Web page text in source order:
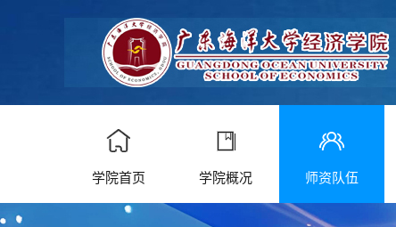
学院首页 学院概况 师资队伍